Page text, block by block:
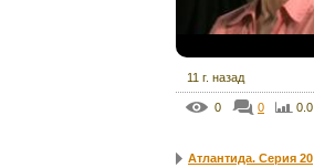
11 г. назад
0 0 0.0
Атлантида. Серия 20